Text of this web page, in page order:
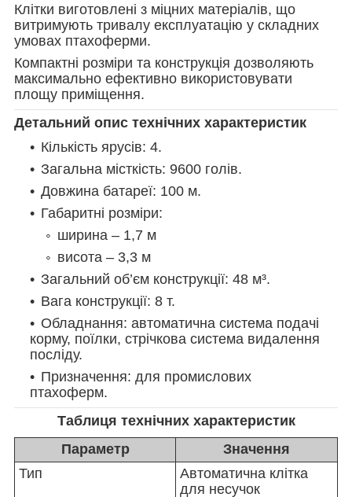
Клітки виготовлені з міцних матеріалів, що
витримують тривалу експлуатацію у складних
умовах птахоферми.
Компактні розміри та конструкція дозволяють
максимально ефективно використовувати
площу приміщення.
Детальний опис технічних характеристик
Кількість ярусів: 4.
Загальна місткість: 9600 голів.
Довжина батареї: 100 м.
Габаритні розміри:
ширина – 1,7 м
висота – 3,3 м
Загальний об’єм конструкції: 48 м³.
Вага конструкції: 8 т.
Обладнання: автоматична система подачі
корму, поїлки, стрічкова система видалення
посліду.
Призначення: для промислових
птахоферм.
Таблиця технічних характеристик
Параметр
Значення
Тип
Автоматична клітка
для несучок